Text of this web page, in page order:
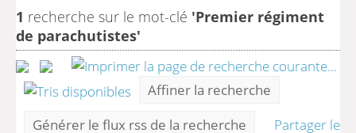
1 recherche sur le mot-clé 'Premier régiment
de parachutistes'
Affiner la recherche
Générer le flux rss de la recherche
Partager le